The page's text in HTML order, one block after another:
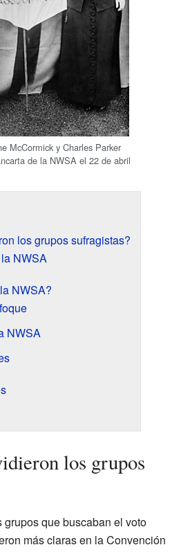
McCormick y Charles Parker
de la NWSA el 22 de abril
los grupos sufragistas?
NWSA
NWSA?
NWSA
los grupos
que buscaban el voto
más claras en la Convención